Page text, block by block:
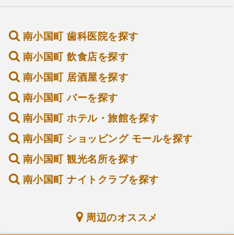
南小国町 歯科医院を探す
南小国町 飲食店を探す
南小国町 居酒屋を探す
南小国町 バーを探す
南小国町 ホテル・旅館を探す
南小国町 ショッピング モールを探す
南小国町 観光名所を探す
南小国町 ナイトクラブを探す
周辺のオススメ